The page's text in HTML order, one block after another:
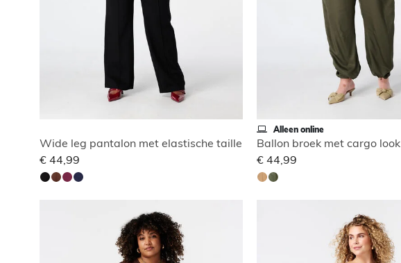
Wide leg pantalon met elastische taille
€ 44,99
Alleen online
Ballon broek met cargo look
€ 44,99